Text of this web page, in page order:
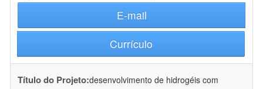
E-mail
Currículo
Título do Projeto:desenvolvimento de hidrogéis com